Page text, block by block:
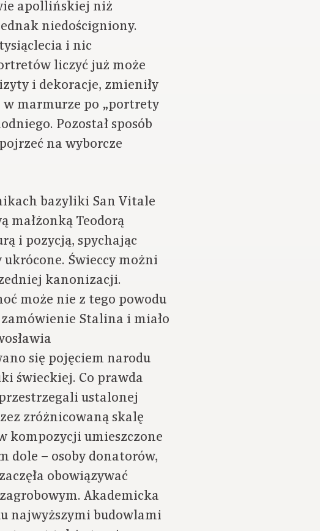
apollińskiej niż
niedościgniony.
i nic
liczyć już może
i dekoracje, zmieniły
marmurze po „portrety
Pozostał sposób
na wyborcze
bazyliki San Vitale
małżonką Teodorą
i pozycją, spychając
Świeccy możni
kanonizacji.
może nie z tego powodu
Stalina i miało
się pojęciem narodu
świeckiej. Co prawda
ustalonej
zróżnicowaną skalę
kompozycji umieszczone
dole – osoby donatorów,
obowiązywać
Akademicka
najwyższymi budowlami